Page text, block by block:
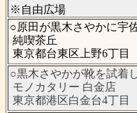
※自由広場
○原田が黒木さやかに宇
純喫茶丘
東京都台東区上野6丁目
○黒木さやかが靴を試着
モノカタリー 白金店
東京都港区白金台4丁目